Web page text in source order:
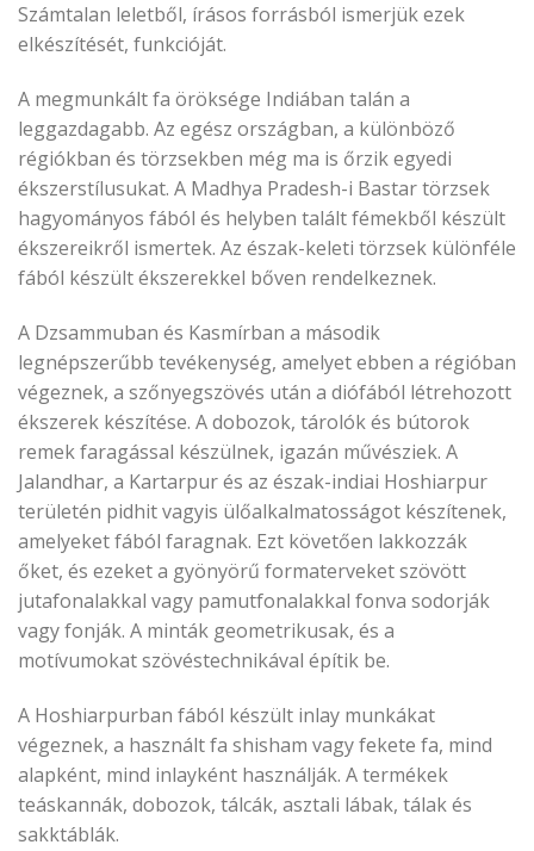
Számtalan leletből, írásos forrásból ismerjük ezek
elkészítését, funkcióját.
A megmunkált fa öröksége Indiában talán a
leggazdagabb. Az egész országban, a különböző
régiókban és törzsekben még ma is őrzik egyedi
ékszerstílusukat. A Madhya Pradesh-i Bastar törzsek
hagyományos fából és helyben talált fémekből készült
ékszereikről ismertek. Az észak-keleti törzsek különféle
fából készült ékszerekkel bőven rendelkeznek.
A Dzsammuban és Kasmírban a második
legnépszerűbb tevékenység, amelyet ebben a régióban
végeznek, a szőnyegszövés után a diófából létrehozott
ékszerek készítése. A dobozok, tárolók és bútorok
remek faragással készülnek, igazán művésziek. A
Jalandhar, a Kartarpur és az észak-indiai Hoshiarpur
területén pidhit vagyis ülőalkalmatosságot készítenek,
amelyeket fából faragnak. Ezt követően lakkozzák
őket, és ezeket a gyönyörű formaterveket szövött
jutafonalakkal vagy pamutfonalakkal fonva sodorják
vagy fonják. A minták geometrikusak, és a
motívumokat szövéstechnikával építik be.
A Hoshiarpurban fából készült inlay munkákat
végeznek, a használt fa shisham vagy fekete fa, mind
alapként, mind inlayként használják. A termékek
teáskannák, dobozok, tálcák, asztali lábak, tálak és
sakktáblák.